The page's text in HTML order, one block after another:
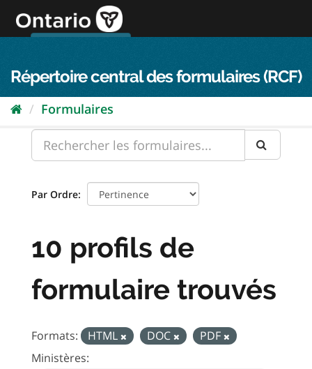
directement
au
Répertoire central des formulaires (RCF)
Formulaires
Par Ordre
10 profils de
formulaire trouvés
Formats: HTML DOC
PDF
Ministères: